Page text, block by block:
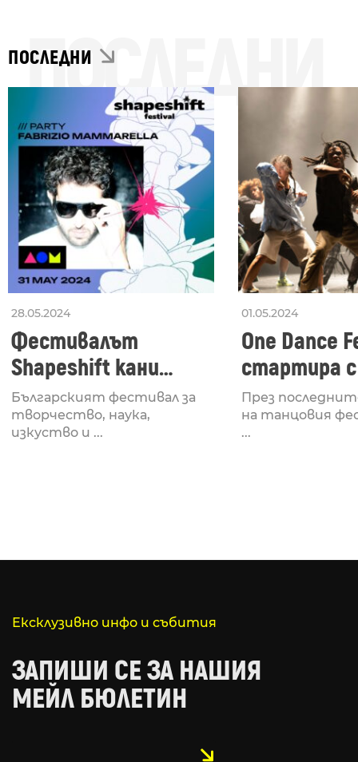
ПОСЛЕДНИ
ПОСЛЕДНИ
28.05.2024
Фестивалът
Shapeshift кани
Fabrizio Mammarella
за откриването си
Българският фестивал за
творчество, наука,
изкуство и ...
01.05.2024
One Dance
стартира
Lucid,
рейв
През
на танцовия
...
Ексклузивно инфо и събития
ЗАПИШИ СЕ ЗА НАШИЯ
МЕЙЛ БЮЛЕТИН